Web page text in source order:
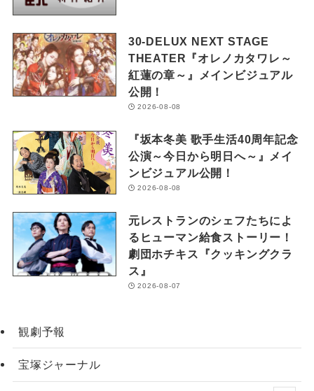
30-DELUX NEXT STAGE
THEATER『オレノカタワレ～
紅蓮の章～』メインビジュアル
公開！
2026-08-08
『坂本冬美 歌手生活40周年記念
公演～今日から明日へ～』メイ
ンビジュアル公開！
2026-08-08
元レストランのシェフたちによ
るヒューマン給食ストーリー！
劇団ホチキス『クッキングクラ
ス』
2026-08-07
観劇予報
宝塚ジャーナル